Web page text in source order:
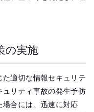
の実施
適切な情報セキュリテ
リティ事故の発生予防
合には、迅速に対応